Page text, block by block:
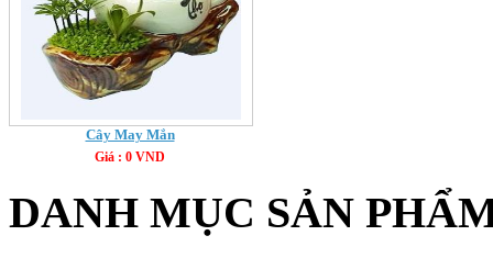
Cây May Mắn
Giá : 0 VND
DANH MỤC SẢN